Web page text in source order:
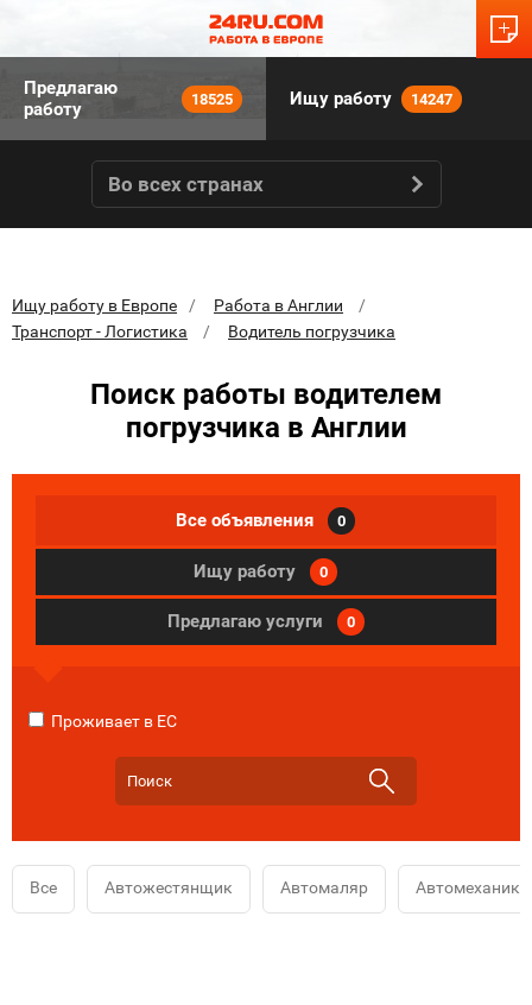
Предлагаю
работу
18525 Ищу работу 14247
Во всех странах
Ищу работу в Европе
Работа в Англии
Транспорт - Логистика
Водитель погрузчика
Поиск работы водителем
погрузчика в Англии
Все объявления 0
Ищу работу 0
Предлагаю услуги 0
Проживает в ЕС
Все Автожестянщик Автомаляр Автомеханик